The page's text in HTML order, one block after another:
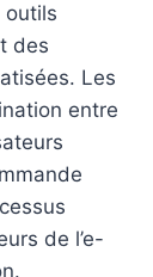
outils
des
Les
entre
de l’e-